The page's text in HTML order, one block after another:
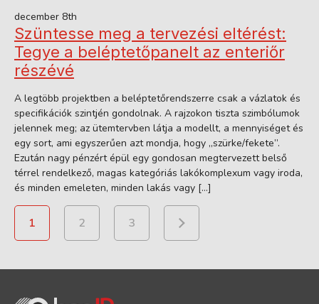
december 8th
Szüntesse meg a tervezési eltérést:
Tegye a beléptetőpanelt az enteriőr
részévé
A legtöbb projektben a beléptetőrendszerre csak a vázlatok és
specifikációk szintjén gondolnak. A rajzokon tiszta szimbólumok
jelennek meg; az ütemtervben látja a modellt, a mennyiséget és
egy sort, ami egyszerűen azt mondja, hogy „szürke/fekete”.
Ezután nagy pénzért épül egy gondosan megtervezett belső
térrel rendelkező, magas kategóriás lakókomplexum vagy iroda,
és minden emeleten, minden lakás vagy […]
1 2 3